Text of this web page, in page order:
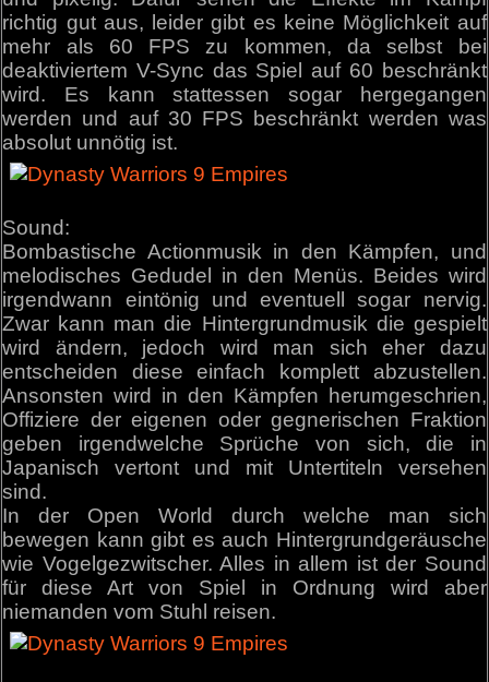
richtig gut aus, leider gibt es keine Möglichkeit auf
mehr als 60 FPS zu kommen, da selbst bei
deaktiviertem V-Sync das Spiel auf 60 beschränkt
wird. Es kann stattessen sogar hergegangen
werden und auf 30 FPS beschränkt werden was
absolut unnötig ist.
Sound:
Bombastische Actionmusik in den Kämpfen, und
melodisches Gedudel in den Menüs. Beides wird
irgendwann eintönig und eventuell sogar nervig.
Zwar kann man die Hintergrundmusik die gespielt
wird ändern, jedoch wird man sich eher dazu
entscheiden diese einfach komplett abzustellen.
Ansonsten wird in den Kämpfen herumgeschrien,
Offiziere der eigenen oder gegnerischen Fraktion
geben irgendwelche Sprüche von sich, die in
Japanisch vertont und mit Untertiteln versehen
sind.
In der Open World durch welche man sich
bewegen kann gibt es auch Hintergrundgeräusche
wie Vogelgezwitscher. Alles in allem ist der Sound
für diese Art von Spiel in Ordnung wird aber
niemanden vom Stuhl reisen.